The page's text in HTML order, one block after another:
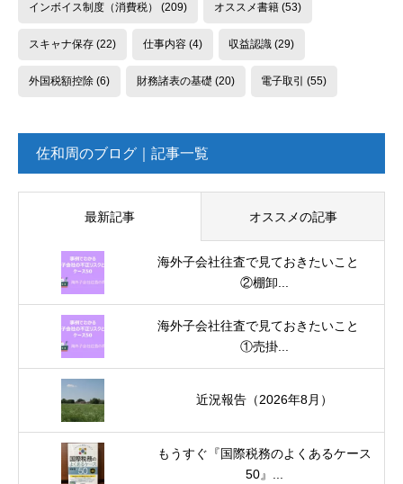
インボイス制度（消費税） (209) オススメ書籍(53)
スキャナ保存(22) 仕事内容(4) 収益認識 (29)
外国税額控除(6) 財務諸表の基礎 (20) 電子取引 (55)
佐和周のブログ｜記事一覧
最新記事 オススメの記事
海外子会社往査で見ておきたいこと
②棚卸...
海外子会社往査で見ておきたいこと
①売掛...
近況報告（2026年8月）
もうすぐ『国際税務のよくあるケース
50』...